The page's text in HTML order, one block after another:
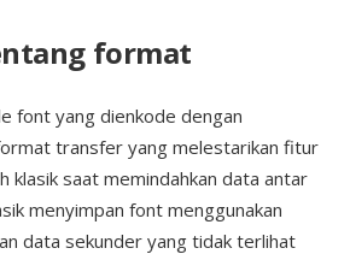
format
font yang dienkode dengan
transfer yang melestarikan fitur
klasik saat memindahkan data antar
menyimpan font menggunakan
data sekunder yang tidak terlihat